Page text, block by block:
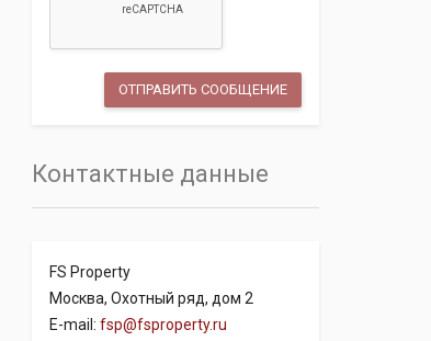
Контактные данные
FS Property
Москва, Охотный ряд, дом 2
E-mail: fsp@fsproperty.ru